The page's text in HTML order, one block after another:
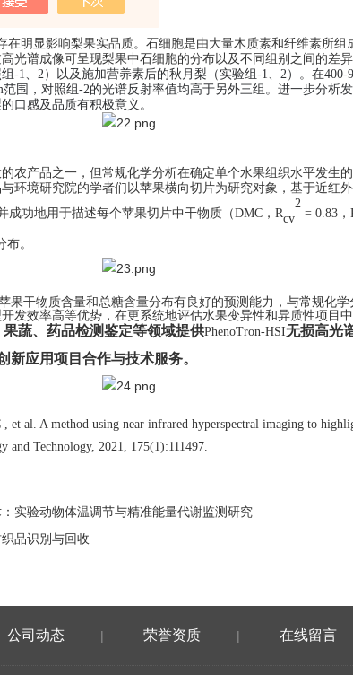
在明显影响梨果实品质。石细胞是由大量木质素和纤维素所组
光谱成像可呈现梨果中石细胞的分布以及不同组别之间的差异
-1、2）以及施加营养素后的秋月梨（实验组-1、2）。在400-
范围，对照组-2的光谱反射率值均高于另外三组。进一步分析
口感及品质有积极意义。
农产品之一，但常规化学分析在确定单个水果组织水平发生
环境研究院的学者们以苹果横向切片为研究对象，基于近红
成功地用于描述每个苹果切片中干物质（DMC，Rcv
2
= 0.83
。
果干物质含量和总糖含量分布有良好的预测能力，与常规化学
发效率高等优势，在更系统地评估水果变异性和异质性项目中
蔬、药品检测鉴定等领域提供PhenoTron-HSI无损高光
新应用项目合作与技术服务。
et al. A method using near infrared hyperspectral imaging to
Technology, 2021, 175(1):111497.
实验动物体温调节与精准能量代谢监测研究
品识别与回收
公司动态 | 荣誉资质 | 在线留言